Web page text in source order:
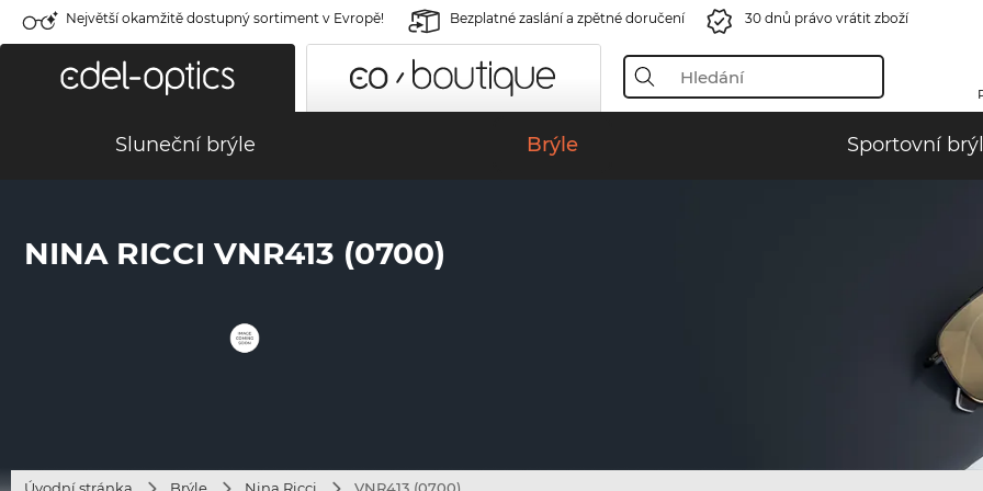
Největší okamžitě dostupný sortiment v Evropě! Bezplatné zaslání a zpětné doručení 30 dnů právo vrátit zboží
Sluneční brýle Brýle Sportovní
NINA RICCI VNR413 (0700)